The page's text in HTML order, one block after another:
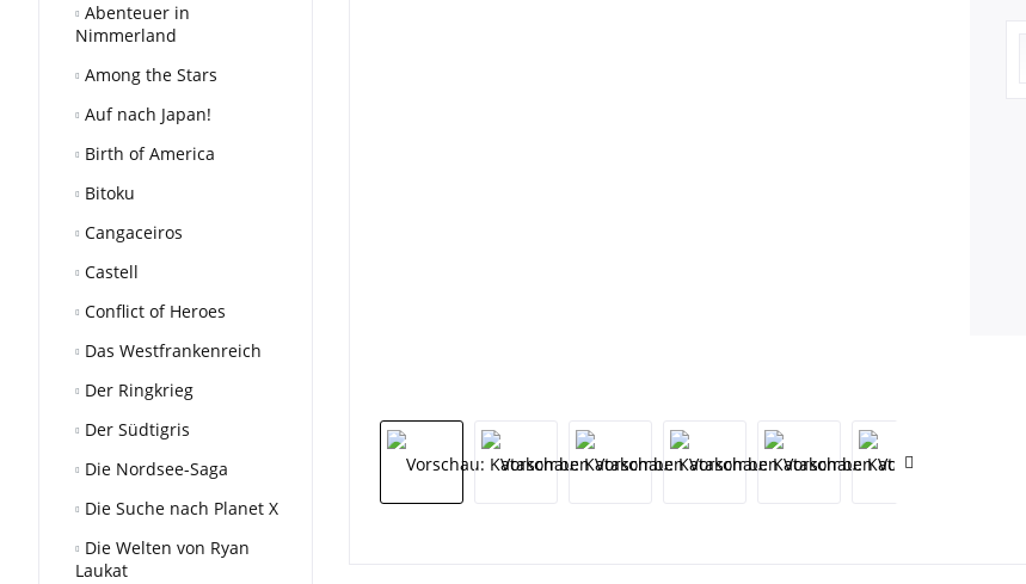
Abenteuer in
Nimmerland
Among the Stars
Auf nach Japan!
Birth of America
Bitoku
Cangaceiros
Castell
Conflict of Heroes
Das Westfrankenreich
Der Ringkrieg
Der Südtigris
Die Nordsee-Saga
Die Suche nach Planet X
Die Welten von Ryan
Laukat